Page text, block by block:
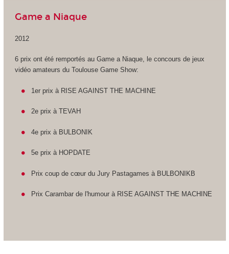
Game a Niaque
2012
6 prix ont été remportés au Game a Niaque, le concours de jeux
vidéo amateurs du Toulouse Game Show:
1er prix à RISE AGAINST THE MACHINE
2e prix à TEVAH
4e prix à BULBONIK
5e prix à HOPDATE
Prix coup de cœur du Jury Pastagames à BULBONIKB
Prix Carambar de l'humour à RISE AGAINST THE MACHINE